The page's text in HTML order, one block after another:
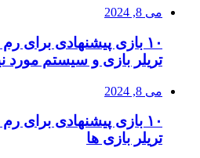
می 8, 2024
تریلر بازی و سیستم مورد
می 8, 2024
تریلر بازی ها